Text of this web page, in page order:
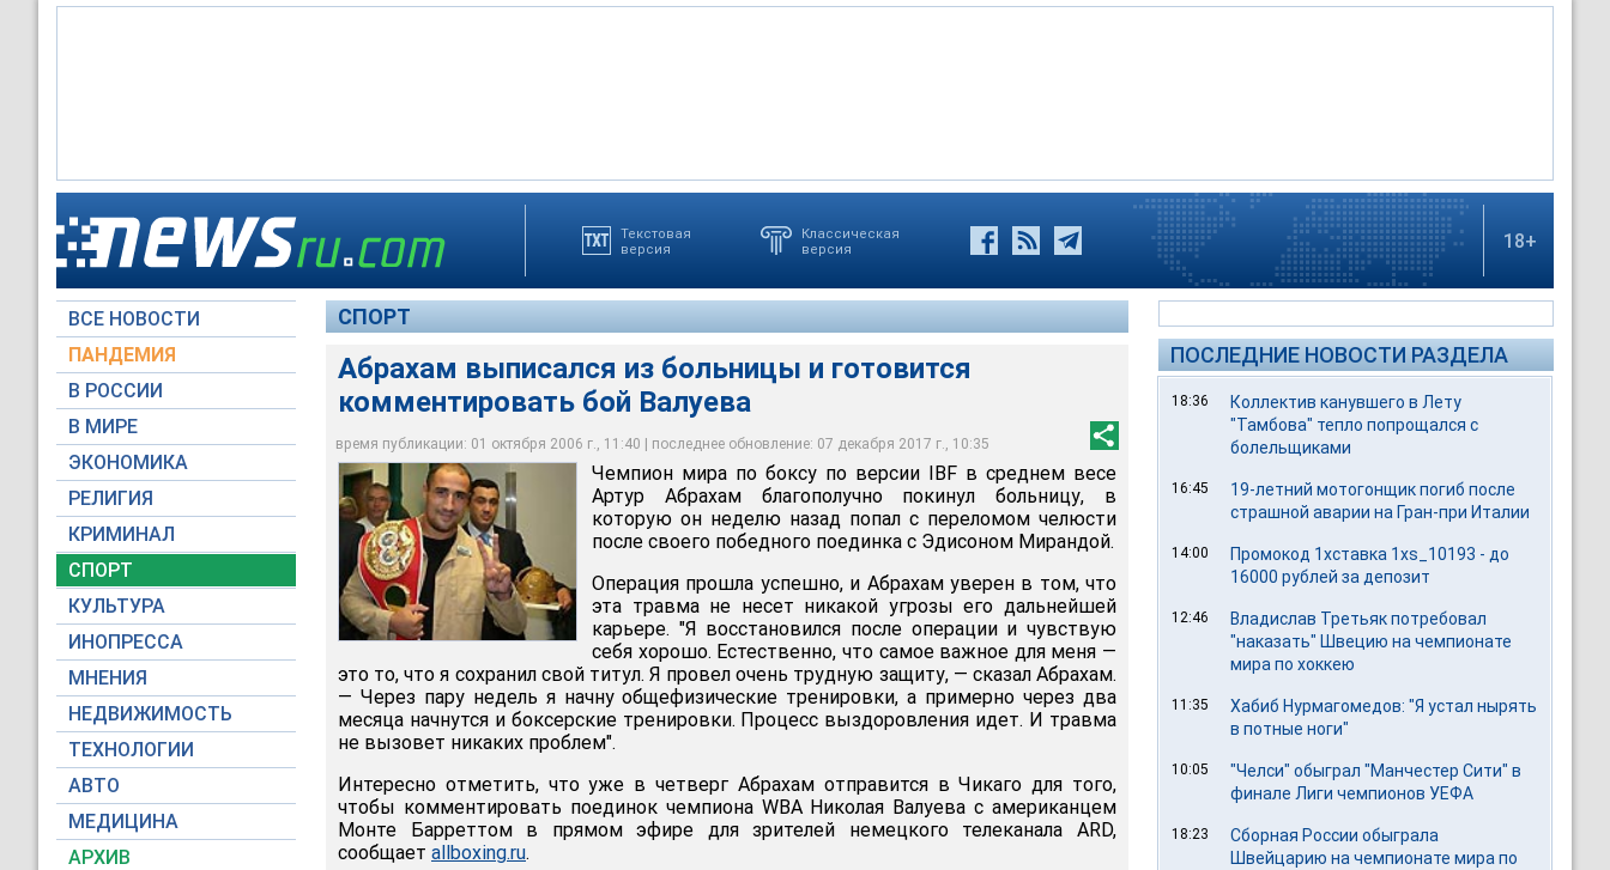
Текстовая
версия
Классическая
версия
18+
ВСЕ НОВОСТИ
ПАНДЕМИЯ
В РОССИИ
В МИРЕ
ЭКОНОМИКА
РЕЛИГИЯ
КРИМИНАЛ
СПОРТ
КУЛЬТУРА
ИНОПРЕССА
МНЕНИЯ
НЕДВИЖИМОСТЬ
ТЕХНОЛОГИИ
АВТО
МЕДИЦИНА
АРХИВ
СПОРТ
Абрахам выписался из больницы и готовится
комментировать бой Валуева
время публикации: 01 октября 2006 г., 11:40 | последнее обновление: 07 декабря 2017 г., 10:35
Абрахам выписался из больницы и готовится комментировать бой Валуева
www.fightnews.com
Чемпион мира по боксу по версии IBF в среднем весе
Артур Абрахам благополучно покинул больницу, в
которую он неделю назад попал с переломом челюсти
после своего победного поединка с Эдисоном Мирандой.
Операция прошла успешно, и Абрахам уверен в том, что
эта травма не несет никакой угрозы его дальнейшей
карьере. "Я восстановился после операции и чувствую
себя хорошо. Естественно, что самое важное для меня —
это то, что я сохранил свой титул. Я провел очень трудную защиту, — сказал Абрахам.
— Через пару недель я начну общефизические тренировки, а примерно через два
месяца начнутся и боксерские тренировки. Процесс выздоровления идет. И травма
не вызовет никаких проблем".
Интересно отметить, что уже в четверг Абрахам отправится в Чикаго для того,
чтобы комментировать поединок чемпиона WBA Николая Валуева с американцем
Монте Барреттом в прямом эфире для зрителей немецкого телеканала ARD,
сообщает allboxing.ru.
ПОСЛЕДНИЕ НОВОСТИ РАЗДЕЛА
18:36
Коллектив канувшего в Лету
"Тамбова" тепло попрощался с
болельщиками
16:45
19-летний мотогонщик погиб после
страшной аварии на Гран-при Италии
14:00
Промокод 1хставка 1xs_10193 - до
16000 рублей за депозит
12:46
Владислав Третьяк потребовал
"наказать" Швецию на чемпионате
мира по хоккею
11:35
Хабиб Нурмагомедов: "Я устал нырять
в потные ноги"
10:05
"Челси" обыграл "Манчестер Сити" в
финале Лиги чемпионов УЕФА
18:23
Сборная России обыграла
Швейцарию на чемпионате мира по